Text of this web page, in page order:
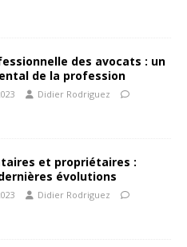
des avocats : un
de la profession
Didier Rodriguez
et propriétaires :
évolutions
Didier Rodriguez